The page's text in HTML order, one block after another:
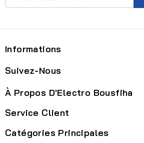
Informations
Suivez-Nous
À Propos D'Electro Bousfiha
Service Client
Catégories Principales